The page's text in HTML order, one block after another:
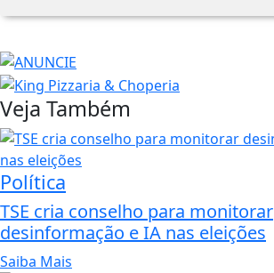
Veja Também
Política
TSE cria conselho para monitorar
desinformação e IA nas eleições
Saiba Mais